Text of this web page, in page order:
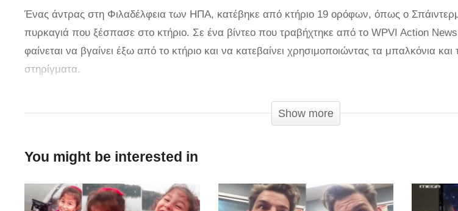
Ένας άντρας στη Φιλαδέλφεια των ΗΠΑ, κατέβηκε από κτήριο 19 ορόφων, όπως ο
πυρκαγιά που ξέσπασε στο κτήριο. Σε ένα βίντεο που τραβήχτηκε από το WPVI Action
φαίνεται να βγαίνει έξω από το κτήριο και να κατεβαίνει χρησιμοποιώντας τα μπαλκόνια και
στηρίγματα.
Ο άντρας που πανικοβλήθηκε από τη φωτιά ήταν τελικά πολύ ψύχραιμος και ακριβής στις
καταρρίχηση και έφτασε στο έδαφος χωρίς τον παραμικρό τραυματισμό. Η πυροσβεστική
τραυματίστηκαν ως αποτέλεσμα της εισπνοής καπνού και της εξάντλησης από τις υψηλές
Show more
You might be interested in